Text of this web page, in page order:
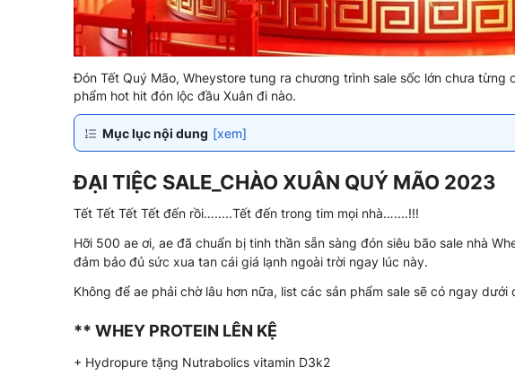
Đón Tết Quý Mão, Wheystore tung ra chương trình sale sốc lớn chưa từng
phẩm hot hit đón lộc đầu Xuân đi nào.
Mục lục nội dung [xem]
ĐẠI TIỆC SALE_CHÀO XUÂN QUÝ MÃO 2023
Tết Tết Tết Tết đến rồi….....Tết đến trong tim mọi nhà…....!!!
Hỡi 500 ae ơi, ae đã chuẩn bị tinh thần sẵn sàng đón siêu bão sale nhà
đảm bảo đủ sức xua tan cái giá lạnh ngoài trời ngay lúc này.
Không để ae phải chờ lâu hơn nữa, list các sản phẩm sale sẽ có ngay dưới
** WHEY PROTEIN LÊN KỆ
+ Hydropure tặng Nutrabolics vitamin D3k2